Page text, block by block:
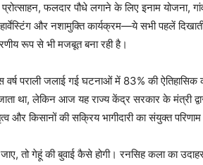
फलदार पौधे लगाने के लिए इनाम योजना,
और नशामुक्ति कार्यक्रम—ये सभी पहलें
रूप से भी मजबूत बना रही है।
पराली जलाई गई घटनाओं में 83% की ऐतिहासिक
जाता था, लेकिन आज यह राज्य केंद्र सरकार के मंत्री
किसानों की सक्रिय भागीदारी का संयुक्त परिणाम
तो गेहूं की बुवाई कैसे होगी। रनसिह कला का